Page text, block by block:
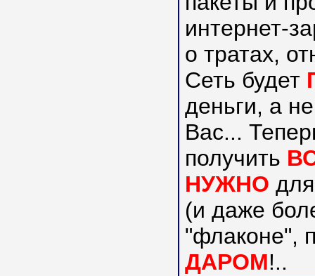
интернет-
о тратах,
Сеть будет
деньги, а
Вас...
получить
НУЖНО
(и даже
"флаконе",
ДАРОМ!..